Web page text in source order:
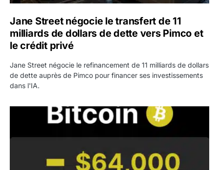
Jane Street négocie le transfert de 11
milliards de dollars de dette vers Pimco et
le crédit privé
Jane Street négocie le refinancement de 11 milliards de dollars
de dette auprès de Pimco pour financer ses investissements
dans l'IA.
Bitcoin stagne à 64 000 dollars pendant que les